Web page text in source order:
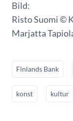
Bild:
Risto Suomi ©
Marjatta
Finlands Bank
konst kultur